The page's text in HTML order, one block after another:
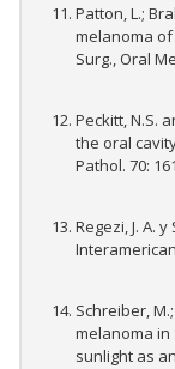
Patton, L.;
melanoma
Surg., Oral
Peckitt, N.S.
the oral
Pathol. 70:
Regezi, J. A.
Schreiber,
melanoma in
sunlight as